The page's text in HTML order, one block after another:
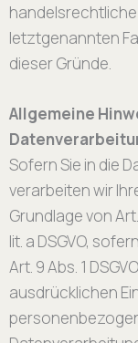
letztgenannten
dieser Gründe.
Allgemeine
Sofern Sie in die
verarbeiten wir
Grundlage von Art.
lit. a DSGVO,
Art. 9 Abs. 1
ausdrücklichen